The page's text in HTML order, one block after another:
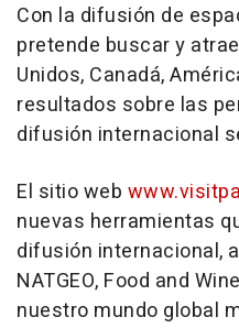
Con la difusión de
pretende buscar y
Unidos, Canadá,
resultados sobre las
difusión internacional
El sitio web
nuevas herramientas
difusión internacional,
NATGEO, Food and
nuestro mundo global